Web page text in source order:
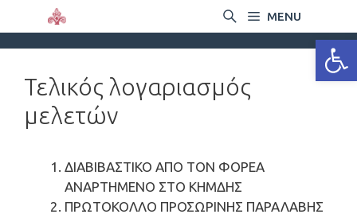
MENU
Τελικός λογαριασμός
μελετών
ΔΙΑΒΙΒΑΣΤΙΚΟ ΑΠΟ ΤΟΝ ΦΟΡΕΑ
ΑΝΑΡΤΗΜΕΝΟ ΣΤΟ ΚΗΜΔΗΣ
ΠΡΩΤΟΚΟΛΛΟ ΠΡΟΣΩΡΙΝΗΣ ΠΑΡΑΛΑΒΗΣ